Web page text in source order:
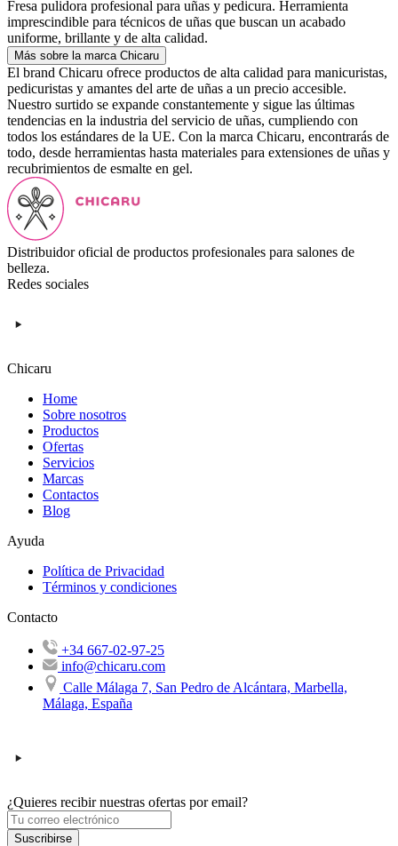
Fresa pulidora profesional para uñas y pedicura. Herramienta
imprescindible para técnicos de uñas que buscan un acabado
uniforme, brillante y de alta calidad.
Más sobre la marca Chicaru
El brand Chicaru ofrece productos de alta calidad para manicuristas,
pedicuristas y amantes del arte de uñas a un precio accesible.
Nuestro surtido se expande constantemente y sigue las últimas
tendencias en la industria del servicio de uñas, cumpliendo con
todos los estándares de la UE. Con la marca Chicaru, encontrarás de
todo, desde herramientas hasta materiales para extensiones de uñas y
recubrimientos de esmalte en gel.
Distribuidor oficial de productos profesionales para salones de
belleza.
Redes sociales
Chicaru
Home
Sobre nosotros
Productos
Ofertas
Servicios
Marcas
Contactos
Blog
Ayuda
Política de Privacidad
Términos y condiciones
Contacto
+34 667-02-97-25
info@chicaru.com
Calle Málaga 7, San Pedro de Alcántara, Marbella,
Málaga, España
¿Quieres recibir nuestras ofertas por email?
Suscribirse